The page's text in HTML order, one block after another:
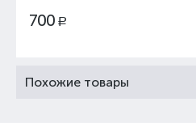
700 Р
Похожие товары